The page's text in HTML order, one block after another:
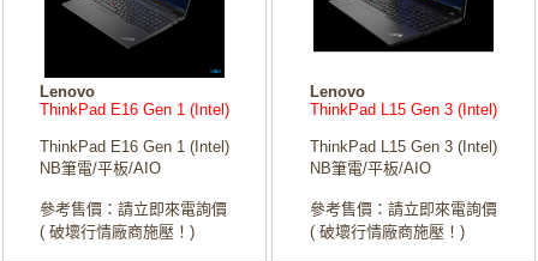
Lenovo
ThinkPad E16 Gen 1 (Intel)
ThinkPad E16 Gen 1 (Intel)
NB筆電/平板/AIO
參考售價：請立即來電詢價
( 破壞行情廠商施壓！)
Lenovo
ThinkPad L15 Gen 3 (Intel)
ThinkPad L15 Gen 3 (Intel)
NB筆電/平板/AIO
參考售價：請立即來電詢價
( 破壞行情廠商施壓！)